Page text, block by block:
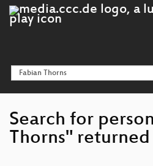
Search for
Thorns"